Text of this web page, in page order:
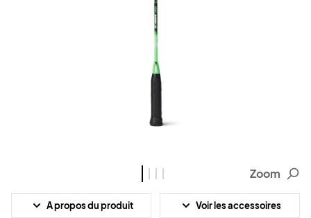
Zoom
A propos du produit Voir les accessoires